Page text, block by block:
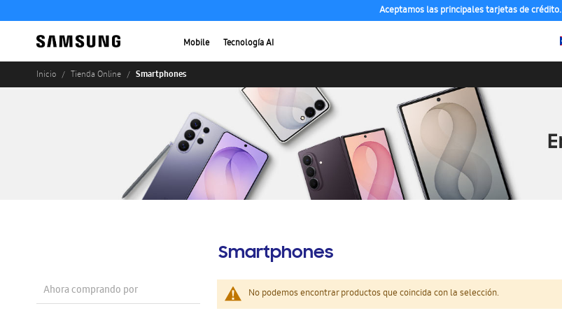
Aceptamos las principales tarjetas de crédito.
Mobile Tecnología AI
Inicio Tienda Online Smartphones
Smartphones
No podemos encontrar productos que coincida con la selección.
Ahora comprando por